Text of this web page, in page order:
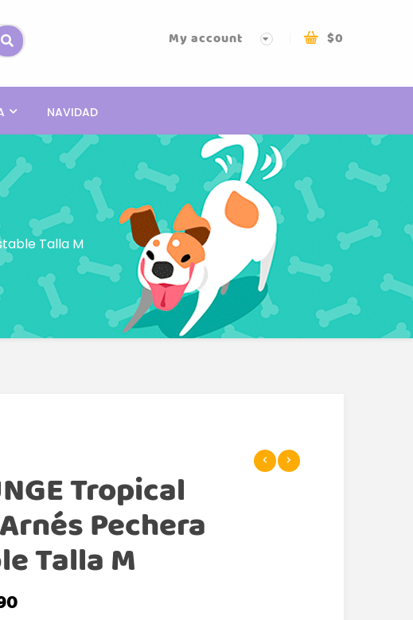
$0
My account
NAVIDAD
Talla M
Tropical
Pechera
Talla M